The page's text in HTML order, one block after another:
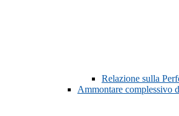
Relazione sulla
Ammontare complessivo